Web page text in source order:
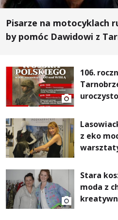
Pisarze na motocyklach
by pomóc Dawidowi z
106.
z eko
Stara
moda z